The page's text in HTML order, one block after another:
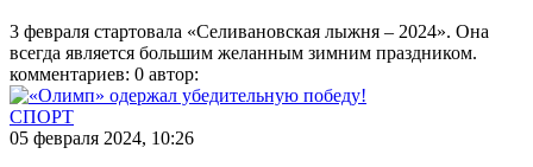
3 февраля стартовала «Селивановская лыжня – 2024». Она
всегда является большим желанным зимним праздником.
комментариев: 0 автор:
СПОРТ
05 февраля 2024, 10:26